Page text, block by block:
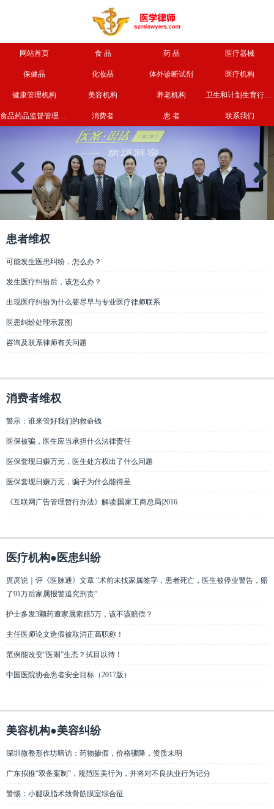
网站首页 食 品 药 品 医疗器械
保健品 化妆品 体外诊断试剂 医疗机构
健康管理机构 美容机构 养老机构 卫生和计划生育行政部门
食品药品监督管理部门 消费者 患 者 联系我们
Previous Next
患者维权
可能发生医患纠纷，怎么办？
发生医疗纠纷后，该怎么办？
出现医疗纠纷为什么要尽早与专业医疗律师联系
医患纠纷处理示意图
咨询及联系律师有关问题
消费者维权
警示：谁来管好我们的救命钱
医保被骗，医生应当承担什么法律责任
医保套现日赚万元，医生处方权出了什么问题
医保套现日赚万元，骗子为什么能得呈
《互联网广告管理暂行办法》解读|国家工商总局|2016
医疗机构●医患纠纷
庹庹说｜评《医脉通》文章 “术前未找家属签字，患者死亡，医生被停业警告，赔
了91万后家属报警追究刑责”
护士多发3颗药遭家属索赔5万，该不该赔偿？
主任医师论文造假被取消正高职称！
范例能改变“医闹”生态？拭目以待！
中国医院协会患者安全目标（2017版）
美容机构●美容纠纷
深圳微整形作坊暗访：药物掺假，价格骤降，资质未明
广东拟推“双备案制”，规范医美行为，并将对不良执业行为记分
警惕：小腿吸脂术致骨筋膜室综合征